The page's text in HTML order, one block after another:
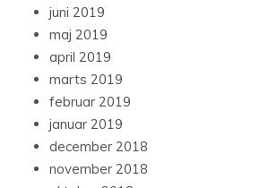
juni 2019
maj 2019
april 2019
marts 2019
februar 2019
januar 2019
december 2018
november 2018